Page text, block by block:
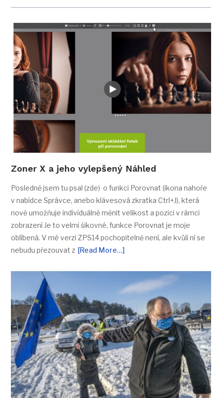
Zoner X a jeho vylepšený Náhled
Posledně jsem tu psal (zde) o funkci Porovnat (ikona nahoře
v nabídce Správce, anebo klávesová zkratka Ctrl+J), která
nově umožňuje individuálně měnit velikost a pozici v rámci
zobrazení Je to velmi šikovné, funkce Porovnat je moje
oblíbená. V mé verzi ZPS14 pochopitelně není, ale kvůli ní se
nebudu přezouvat z [Read More…]